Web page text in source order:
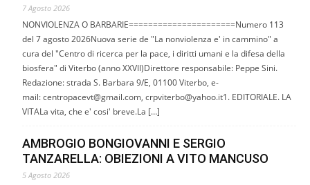
7 Agosto 2026
NONVIOLENZA O BARBARIE======================Numero 113
del 7 agosto 2026Nuova serie de "La nonviolenza e' in cammino" a
cura del "Centro di ricerca per la pace, i diritti umani e la difesa della
biosfera" di Viterbo (anno XXVII)Direttore responsabile: Peppe Sini.
Redazione: strada S. Barbara 9/E, 01100 Viterbo, e-
mail: centropacevt@gmail.com, crpviterbo@yahoo.it1. EDITORIALE. LA
VITALa vita, che e' cosi' breve.La […]
AMBROGIO BONGIOVANNI E SERGIO
TANZARELLA: OBIEZIONI A VITO MANCUSO
5 Agosto 2026